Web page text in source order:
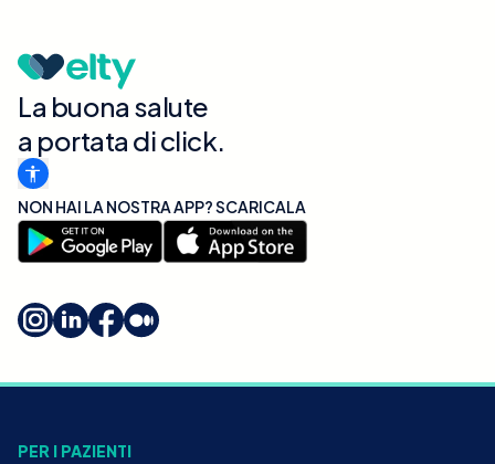
La buona salute
a portata di click.
NON HAI LA NOSTRA APP? SCARICALA
PER I PAZIENTI